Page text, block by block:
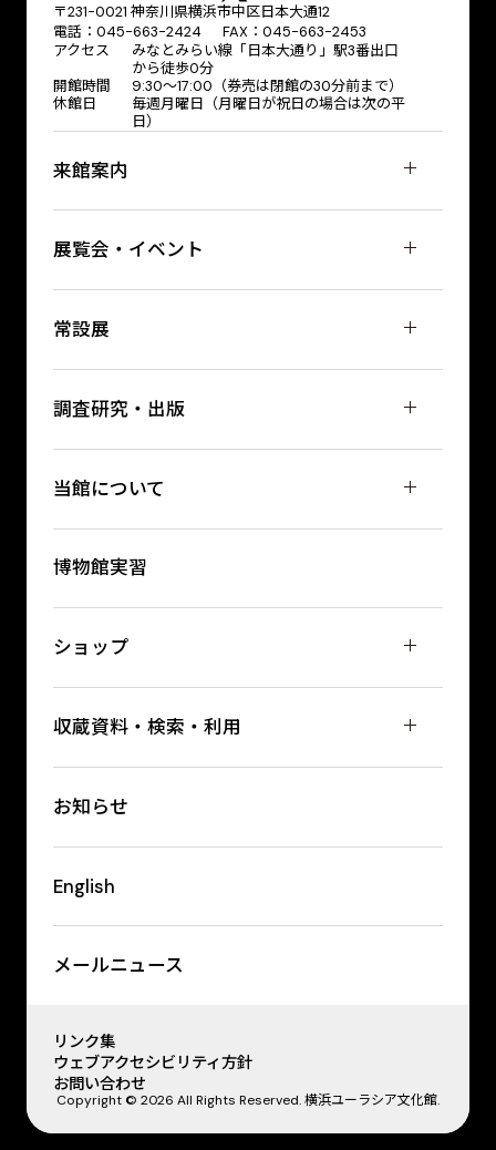
〒231-0021 神奈川県横浜市中区日本大通12
電話：045-663-2424 FAX：045-663-2453
アクセス
みなとみらい線「日本大通り」駅3番出口
から徒歩0分
開館時間
9:30～17:00（券売は閉館の30分前まで）
休館日
毎週月曜日（月曜日が祝日の場合は次の平
日）
来館案内
展覧会・イベント
常設展
調査研究・出版
当館について
博物館実習
ショップ
収蔵資料・検索・利用
お知らせ
English
メールニュース
リンク集
ウェブアクセシビリティ方針
お問い合わせ
Copyright © 2026 All Rights Reserved. 横浜ユーラシア文化館.